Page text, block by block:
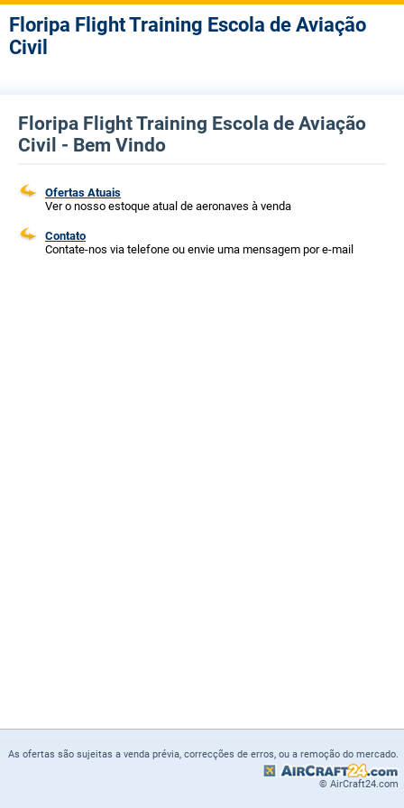
Floripa Flight Training Escola de Aviação
Civil
Floripa Flight Training Escola de Aviação
Civil - Bem Vindo
Ofertas Atuais
Ver o nosso estoque atual de aeronaves à venda
Contato
Contate-nos via telefone ou envie uma mensagem por e-mail
As ofertas são sujeitas a venda prévia, correcções de erros, ou a remoção do mercado.
© AirCraft24.com